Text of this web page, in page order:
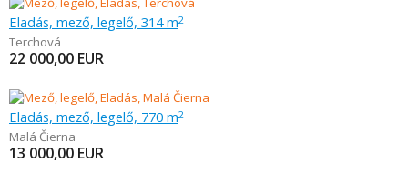
Eladás, mező, legelő, 314 m2
Terchová
22 000,00 EUR
Eladás, mező, legelő, 770 m2
Malá Čierna
13 000,00 EUR